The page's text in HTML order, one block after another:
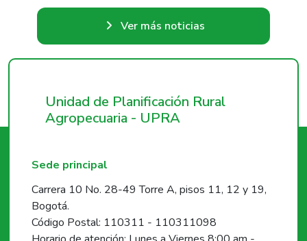
Ver más noticias
Unidad de Planificación Rural
Agropecuaria - UPRA
Sede principal
Carrera 10 No. 28-49 Torre A, pisos 11, 12 y 19,
Bogotá.
Código Postal: 110311 - 110311098